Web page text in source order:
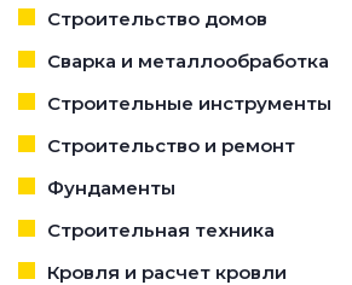
Строительство домов
Сварка и металлообработка
Строительные инструменты
Строительство и ремонт
Фундаменты
Строительная техника
Кровля и расчет кровли